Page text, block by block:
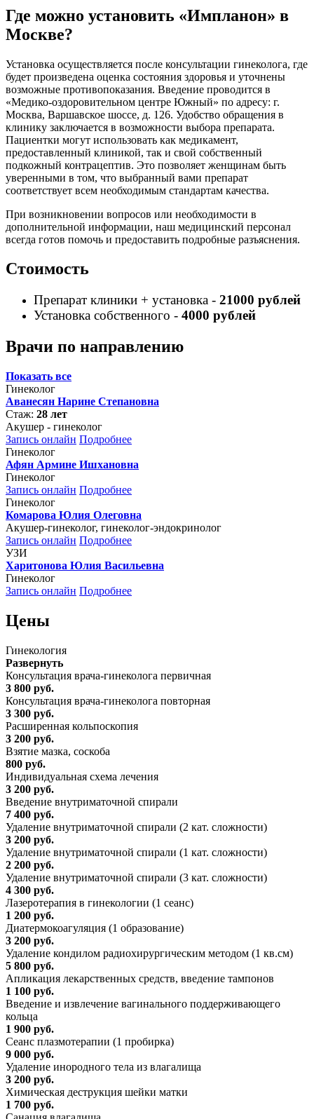
Где можно установить «Импланон» в
Москве?
Установка осуществляется после консультации гинеколога, где
будет произведена оценка состояния здоровья и уточнены
возможные противопоказания. Введение проводится в
«Медико-оздоровительном центре Южный» по адресу: г.
Москва, Варшавское шоссе, д. 126. Удобство обращения в
клинику заключается в возможности выбора препарата.
Пациентки могут использовать как медикамент,
предоставленный клиникой, так и свой собственный
подкожный контрацептив. Это позволяет женщинам быть
уверенными в том, что выбранный вами препарат
соответствует всем необходимым стандартам качества.
При возникновении вопросов или необходимости в
дополнительной информации, наш медицинский персонал
всегда готов помочь и предоставить подробные разъяснения.
Стоимость
Препарат клиники + установка - 21000 рублей
Установка собственного - 4000 рублей
Врачи по направлению
Показать все
Гинеколог
Аванесян Нарине Степановна
Стаж: 28 лет
Акушер - гинеколог
Запись онлайн Подробнее
Гинеколог
Афян Армине Ишхановна
Гинеколог
Запись онлайн Подробнее
Гинеколог
Комарова Юлия Олеговна
Акушер-гинеколог, гинеколог-эндокринолог
Запись онлайн Подробнее
УЗИ
Харитонова Юлия Васильевна
Гинеколог
Запись онлайн Подробнее
Цены
Гинекология
Развернуть
Консультация врача-гинеколога первичная
3 800 руб.
Консультация врача-гинеколога повторная
3 300 руб.
Расширенная кольпоскопия
3 200 руб.
Взятие мазка, соскоба
800 руб.
Индивидуальная схема лечения
3 200 руб.
Введение внутриматочной спирали
7 400 руб.
Удаление внутриматочной спирали (2 кат. сложности)
3 200 руб.
Удаление внутриматочной спирали (1 кат. сложности)
2 200 руб.
Удаление внутриматочной спирали (3 кат. сложности)
4 300 руб.
Лазеротерапия в гинекологии (1 сеанс)
1 200 руб.
Диатермокоагуляция (1 образование)
3 200 руб.
Удаление кондилом радиохирургическим методом (1 кв.см)
5 800 руб.
Апликация лекарственных средств, введение тампонов
1 100 руб.
Введение и извлечение вагинального поддерживающего
кольца
1 900 руб.
Сеанс плазмотерапии (1 пробирка)
9 000 руб.
Удаление инородного тела из влагалища
3 200 руб.
Химическая деструкция шейки матки
1 700 руб.